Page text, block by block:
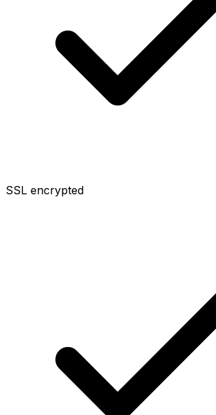
SSL encrypted